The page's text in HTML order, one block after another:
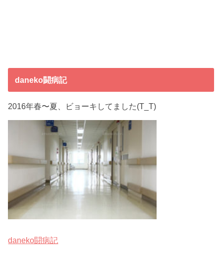
daneko闘病記
2016年春〜夏、ビョーキしてました(T_T)
daneko闘病記